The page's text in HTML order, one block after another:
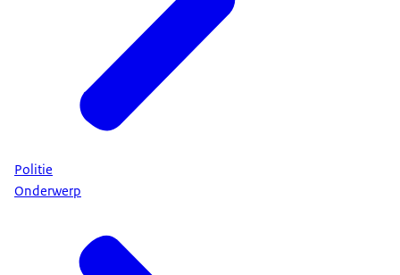
Politie
Onderwerp